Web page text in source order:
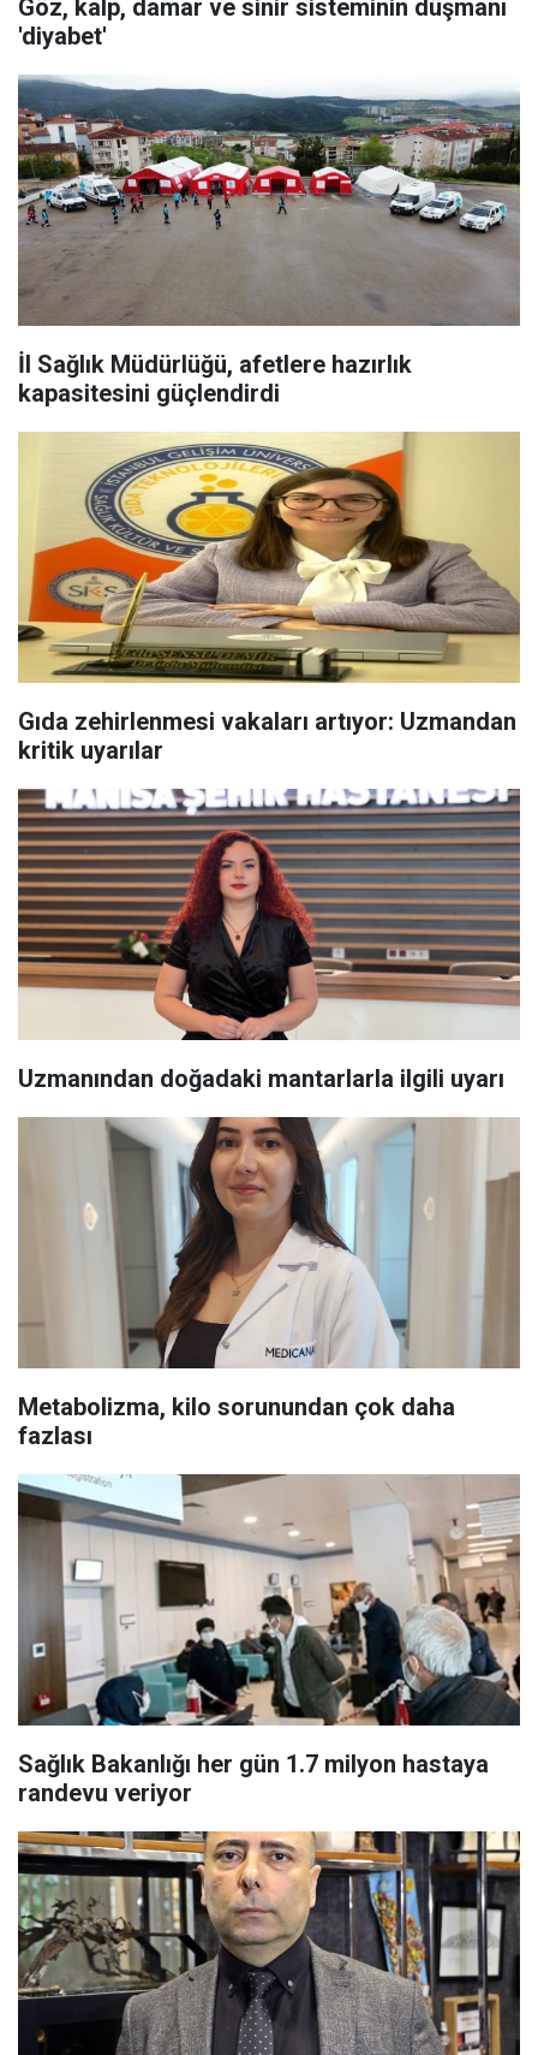
Göz, kalp, damar ve sinir sisteminin düşmanı
'diyabet'
İl Sağlık Müdürlüğü, afetlere hazırlık
kapasitesini güçlendirdi
Gıda zehirlenmesi vakaları artıyor: Uzmandan
kritik uyarılar
Uzmanından doğadaki mantarlarla ilgili uyarı
Metabolizma, kilo sorunundan çok daha
fazlası
Sağlık Bakanlığı her gün 1.7 milyon hastaya
randevu veriyor